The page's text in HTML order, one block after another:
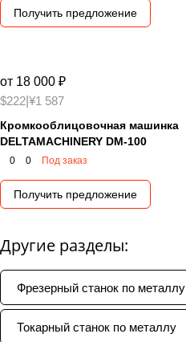
Получить предложение
от 18 000 ₽
$222 ¥1 587
Кромкооблицовочная машинка
DELTAMACHINERY DM-100
0 0 Под заказ
Получить предложение
Другие разделы:
Фрезерный станок по металлу
Токарный станок по металлу